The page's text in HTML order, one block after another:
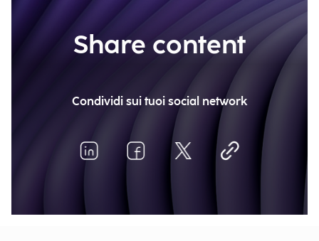
Share content
Condividi sui tuoi social network